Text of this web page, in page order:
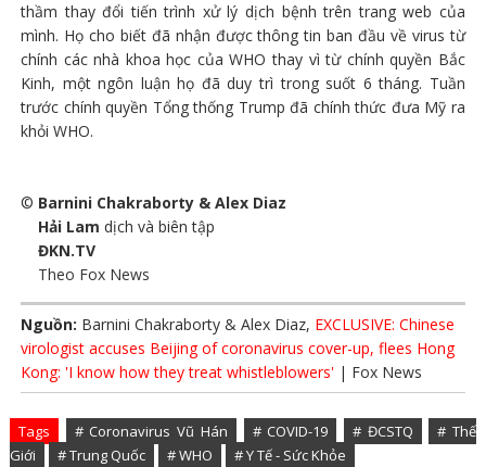
thầm thay đổi tiến trình xử lý dịch bệnh trên trang web của
mình. Họ cho biết đã nhận được thông tin ban đầu về virus từ
chính các nhà khoa học của WHO thay vì từ chính quyền Bắc
Kinh, một ngôn luận họ đã duy trì trong suốt 6 tháng. Tuần
trước chính quyền Tổng thống Trump đã chính thức đưa Mỹ ra
khỏi WHO.
© Barnini Chakraborty & Alex Diaz
Hải Lam dịch và biên tập
ĐKN.TV
Theo Fox News
Nguồn: Barnini Chakraborty & Alex Diaz, EXCLUSIVE: Chinese
virologist accuses Beijing of coronavirus cover-up, flees Hong
Kong: 'I know how they treat whistleblowers' | Fox News
Tags # Coronavirus Vũ Hán # COVID-19 # ĐCSTQ
# Thế
Giới
# Trung Quốc # WHO # Y Tế - Sức Khỏe